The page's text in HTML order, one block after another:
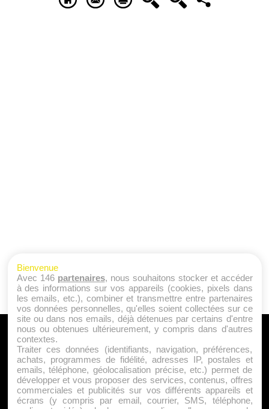
A PROPOS
Qui sommes nous ?
Mentions Légales
Publicité
Politique de Cookies
Bienvenue
Avec 146 partenaires, nous souhaitons stocker et accéder
à des informations sur vos appareils (cookies, pixels dans
les emails, etc.), combiner et transmettre entre partenaires
vos données personnelles, qu'elles soient collectées sur ce
site ou dans nos emails, déjà détenues par certains d'entre
nous ou obtenues ultérieurement, y compris dans d'autres
contextes.
Traiter ces données (identifiants, navigation, préférences,
achats, programmes de fidélité, adresses IP, postales et
emails, téléphone, géolocalisation précise, etc.) permet de
développer et vous proposer des services, contenus, offres
commerciales et publicités sur vos différents appareils et
écrans (y compris par email, courrier, SMS, téléphone,